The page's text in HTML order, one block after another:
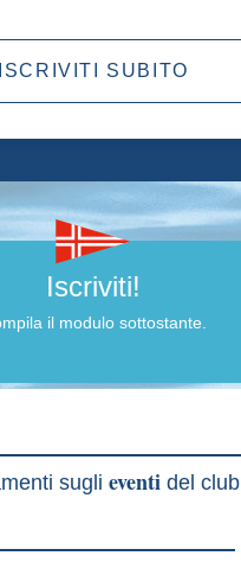
Iscriviti!
il modulo sottostante.
sugli eventi del club